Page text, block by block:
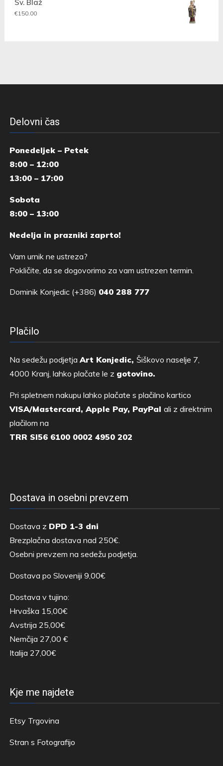
Sv. Blaž
€150.00
Delovni čas
Ponedeljek – Petek
8:00 – 12:00
13:00 – 17:00
Sobota
8:00 – 13:00
Nedelja in prazniki zaprto!
Vam urnik ne ustreza?
Pokličite, da se dogovorimo za vam ustrezen termin.
Dominik Konjedic (+386) 040 288 777
Plačilo
Na sedežu podjetjaArt Konjedic, Šiškovo naselje 7,
4000 Kranj, lahko plačate le z gotovino.
Pri spletnem nakupu lahko plačate s plačilno kartico
VISA/Mastercard, Apple Pay, PayPal ali z direktnim
plačilom na
TRR SI56 6100 0002 4950 202
Dostava in osebni prevzem
Dostava z DPD 1-3 dni
Brezplačna dostava nad 250€.
Osebni prevzem na sedežu podjetja.
Dostava po Sloveniji 9,00€
Dostava v tujino:
Hrvaška 15,00€
Avstrija 25,00€
Nemčija 27,00 €
Italija 27,00€
Kje me najdete
Etsy Trgovina
Stran s Fotografijo